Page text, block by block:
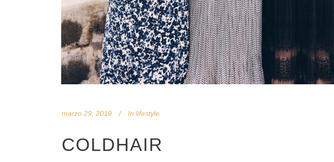
marzo 29, 2019 In lifestyle
COLDHAIR